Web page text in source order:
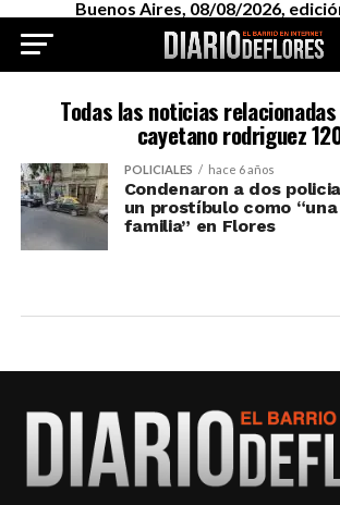
Buenos Aires, 08/08/2026,
Todas las noticias
cayetano rodriguez
POLICIALES hace 6 años
Condenaron a dos
un prostíbulo como
familia” en Flores